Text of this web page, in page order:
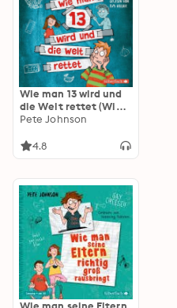
Wie man 13 wird und
die Welt rettet (Wie
man 13 wird 3)
Pete Johnson
4.8